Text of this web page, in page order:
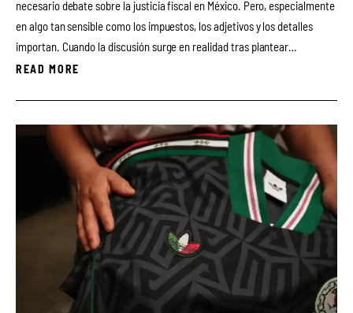
necesario debate sobre la justicia fiscal en México. Pero, especialmente
en algo tan sensible como los impuestos, los adjetivos y los detalles
importan. Cuando la discusión surge en realidad tras plantear…
READ MORE